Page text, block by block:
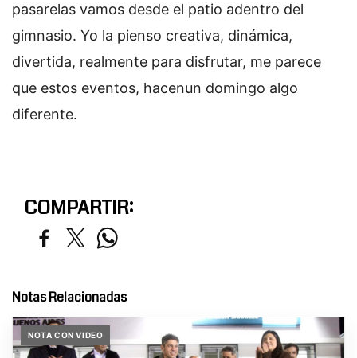
pasarelas vamos desde el patio adentro del
gimnasio. Yo la pienso creativa, dinámica,
divertida, realmente para disfrutar, me parece
que estos eventos, hacenun domingo algo
diferente.
COMPARTIR:
Notas Relacionadas
NOTA CON VIDEO